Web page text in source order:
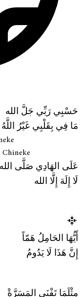
حَسْبِي رَبِّي جَلَّ الله
مَا فِي بِقَلْبِي غَيْرُ اللَّهُ
Chineke
عَلَى الهَادِي صَلَّى الله
لَا إِلَهَ إِلَّا الله
أَيُّهَا الحَامِلُ هَمّاً
إِنَّ هَذَا لَا يَدُومُ
مِثْلَمَا تَفْنَى المَسَرَّةْ